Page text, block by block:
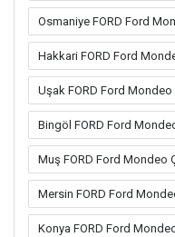
Osmaniye FORD Ford
Hakkari FORD Ford
Uşak FORD Ford
Bingöl FORD Ford
Muş FORD Ford Mondeo
Mersin FORD Ford
Konya FORD Ford